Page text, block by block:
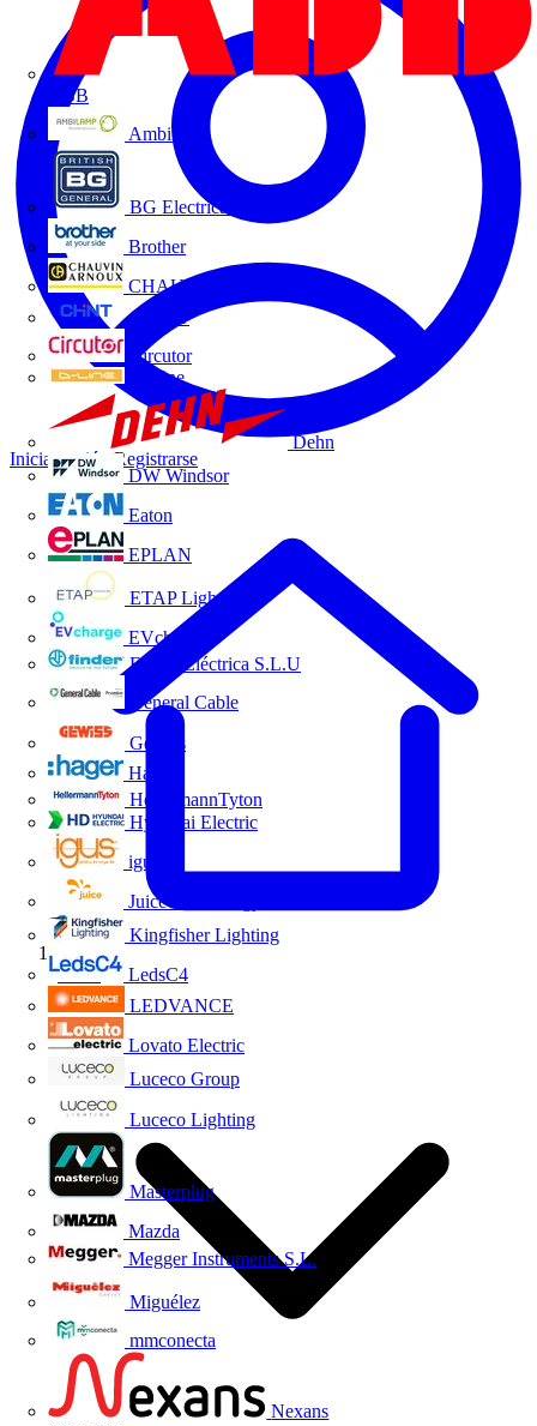
ABB
Ambilamp
BG Electrical
Brother
CHAUVIN ARNOUX
CHINT
Circutor
D-Line
Dehn
DW Windsor
Eaton
EPLAN
ETAP Lighting
EVcharge
Finder Eléctrica S.L.U
General Cable
Gewiss
Hager
HellermannTyton
Hyundai Electric
igus
Juice Technology
Kingfisher Lighting
LedsC4
LEDVANCE
Lovato Electric
Luceco Group
Luceco Lighting
Masterplug
Mazda
Megger Instruments S.L.
Miguélez
mmconecta
Nexans
Iniciar sesión Registrarse
Inicio